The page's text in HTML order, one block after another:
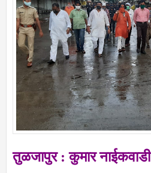
तुळजापुर : कुमार नाईकवाडी